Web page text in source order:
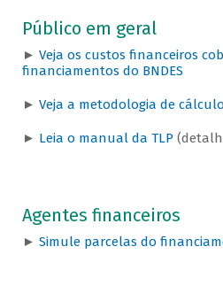
Público em geral
► Veja os custos financeiros
financiamentos do BNDES
► Veja a metodologia de
► Leia o manual da TLP
Agentes financeiros
► Simule parcelas do